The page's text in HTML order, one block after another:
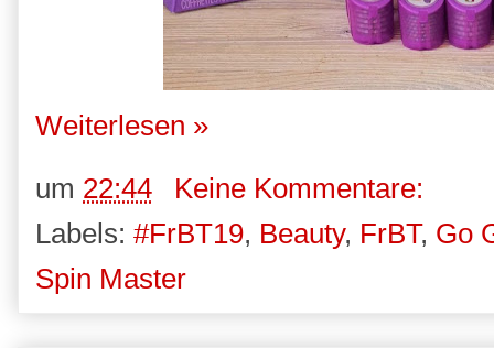
Weiterlesen »
um 22:44
Keine Kommentare:
Labels: #FrBT19, Beauty, FrBT, Go
Spin Master